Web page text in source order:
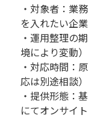
・対象者：業
を入れたい企
・運用整理の
境により変動）
・対応時間：
応は別途相談）
・提供形態：
にてオンサイ